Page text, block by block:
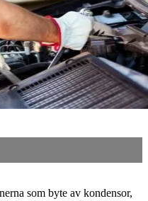
som byte av kondensor,